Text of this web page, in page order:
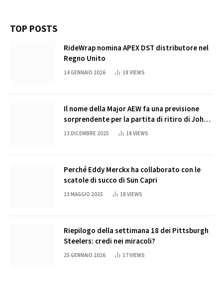
TOP POSTS
RideWrap nomina APEX DST distributore nel
Regno Unito
14 GENNAIO 2026 18 VIEWS
Il nome della Major AEW fa una previsione
sorprendente per la partita di ritiro di John
Cena
13 DICEMBRE 2025 18 VIEWS
Perché Eddy Merckx ha collaborato con le
scatole di succo di Sun Capri
13 MAGGIO 2025 18 VIEWS
Riepilogo della settimana 18 dei Pittsburgh
Steelers: credi nei miracoli?
25 GENNAIO 2026 17VIEWS